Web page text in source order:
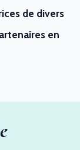
de divers
en